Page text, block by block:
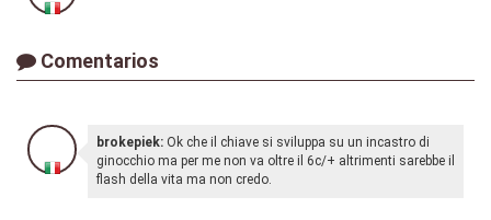
Comentarios
brokepiek: Ok che il chiave si sviluppa su un incastro di
ginocchio ma per me non va oltre il 6c/+ altrimenti sarebbe il
flash della vita ma non credo.